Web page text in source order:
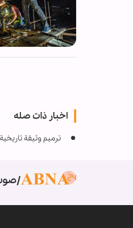
اخبار ذات صله
ترميم وثيقة تاريخية نادرة تعود